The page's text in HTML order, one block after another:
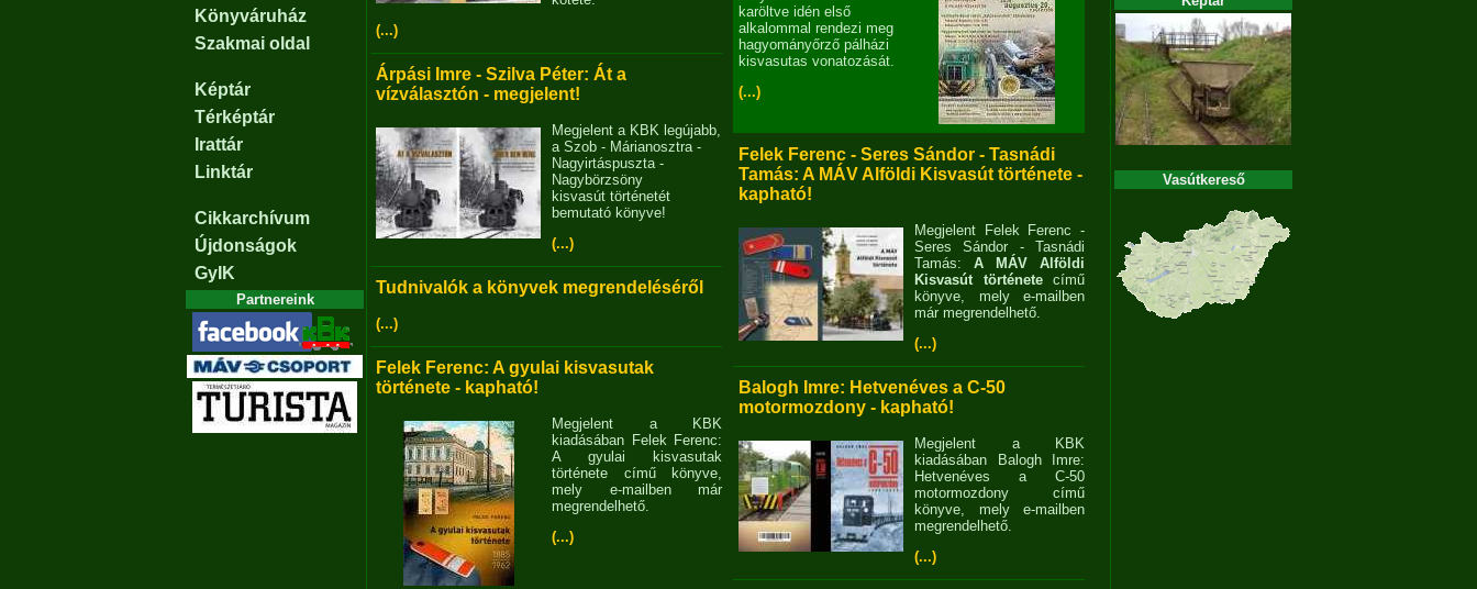
Könyváruház
Szakmai oldal
Képtár
Térképtár
Irattár
Linktár
Cikkarchívum
Újdonságok
GyIK
Partnereink
(...)
Árpási Imre - Szilva Péter: Át a
vízválasztón - megjelent!
Megjelent a KBK legújabb,
a Szob - Márianosztra -
Nagyirtáspuszta -
Nagybörzsöny
kisvasút történetét
bemutató könyve!
(...)
Tudnivalók a könyvek megrendeléséről
(...)
Felek Ferenc: A gyulai kisvasutak
története - kapható!
Megjelent a KBK
kiadásában Felek Ferenc:
A gyulai kisvasutak
története című könyve,
mely e-mailben már
megrendelhető.
(...)
karöltve idén első
alkalommal rendezi meg
hagyományőrző pálházi
kisvasutas vonatozását.
(...)
Felek Ferenc - Seres Sándor - Tasnádi
Tamás: A MÁV Alföldi Kisvasút története -
kapható!
Megjelent Felek Ferenc -
Seres Sándor - Tasnádi
Tamás: A MÁV Alföldi
Kisvasút története című
könyve, mely e-mailben
már megrendelhető.
(...)
Balogh Imre: Hetvenéves a C-50
motormozdony - kapható!
Megjelent a KBK
kiadásában Balogh Imre:
Hetvenéves a C-50
motormozdony című
könyve, mely e-mailben
megrendelhető.
(...)
Vasútkereső